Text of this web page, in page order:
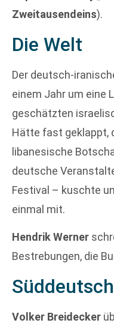
Zweitausendeins).
Die Welt
Der deutsch-
einem Jahr um eine
geschätzten
Hätte fast geklappt,
libanesische
deutsche
Festival – kuschte
einmal mit.
Hendrik Werner
Bestrebungen, die
Volker Breidecker